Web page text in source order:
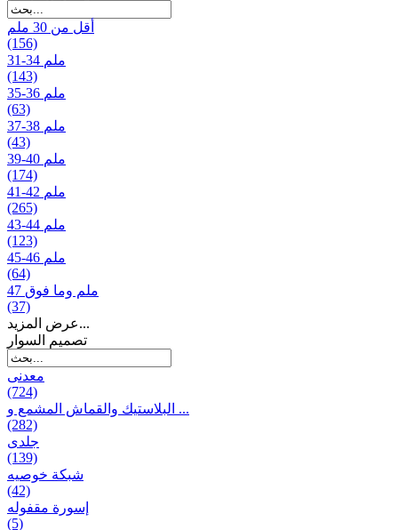
أقل من 30 ملم
(156)
31-34 ملم
(143)
35-36 ملم
(63)
37-38 ملم
(43)
39-40 ملم
(174)
41-42 ملم
(265)
43-44 ملم
(123)
45-46 ملم
(64)
47 ملم وما فوق
(37)
عرض المزيد...
تصمیم السوار
معدنی
(724)
البلاستيك والقماش المشمع و ...
(282)
جلدی
(139)
شبكة خوصیه
(42)
إسورة مقفوله
(5)